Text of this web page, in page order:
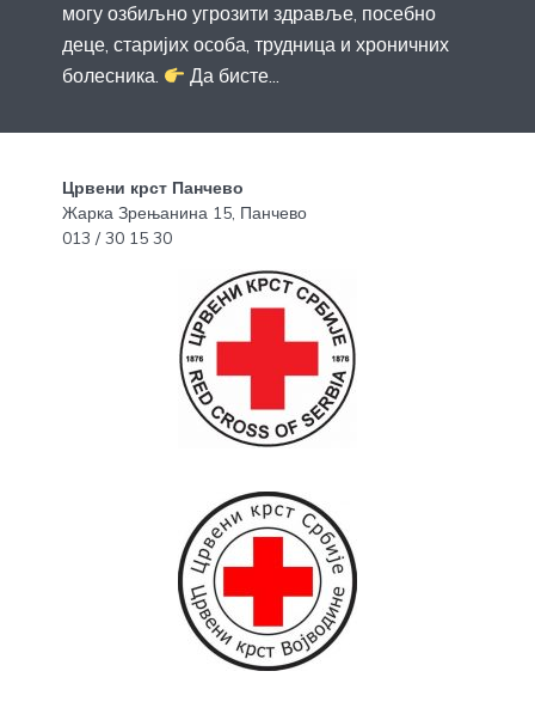
могу озбиљно угрозити здравље, посебно
деце, старијих особа, трудница и хроничних
болесника.
Да бисте...
Црвени крст Панчево
Жарка Зрењанина 15, Панчево
013 / 30 15 30